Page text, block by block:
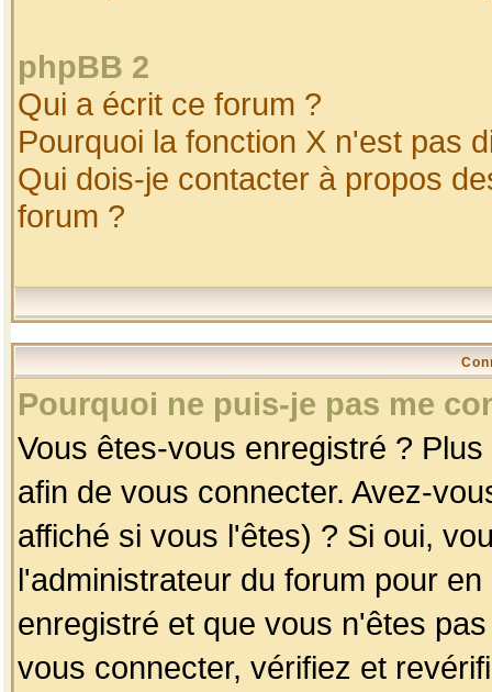
phpBB 2
Qui a écrit ce forum ?
Pourquoi la fonction X n'est pas
Qui dois-je contacter à propos
forum ?
Pourquoi ne puis-je pas me
Vous êtes-vous enregistré ?
afin de vous connecter. Avez-
affiché si vous l'êtes) ? Si oui,
l'administrateur du forum pour
enregistré et que vous n'êtes
vous connecter, vérifiez et